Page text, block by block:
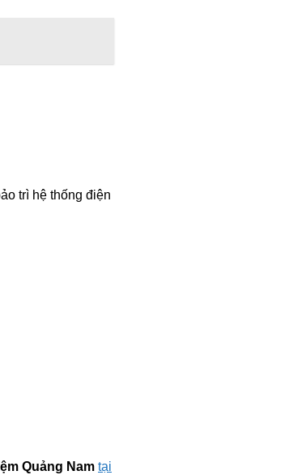
trì hệ thống điện
Quảng Nam tại